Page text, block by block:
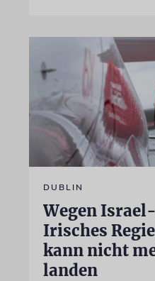
DUBLIN
Wegen
Irisches
kann nicht
landen